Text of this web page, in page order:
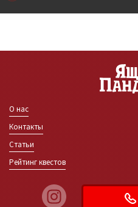
О нас
Контакты
Статьи
Рейтинг квестов